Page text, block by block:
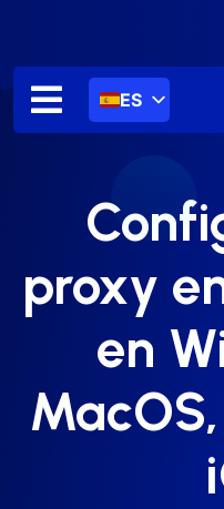
contenido
ES
proxy
en